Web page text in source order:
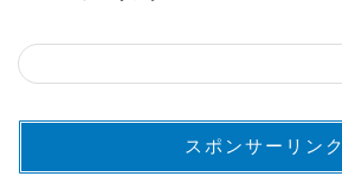
スポンサーリンク